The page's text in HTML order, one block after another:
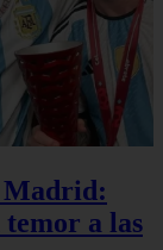
Madrid:
a las